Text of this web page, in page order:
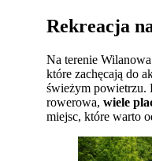
Rekreacja
Na terenie
które zachęcają do
świeżym powietrzu.
rowerowa,wiele
miejsc, które warto